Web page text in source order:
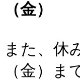
（金）
また、休
（金）